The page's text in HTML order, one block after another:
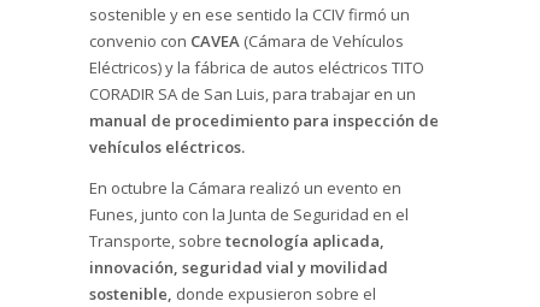
sostenible y en ese sentido la CCIV firmó un
convenio con CAVEA (Cámara de Vehículos
Eléctricos) y la fábrica de autos eléctricos TITO
CORADIR SA de San Luis, para trabajar en un
manual de procedimiento para inspección de
vehículos eléctricos.
En octubre la Cámara realizó un evento en
Funes, junto con la Junta de Seguridad en el
Transporte, sobre tecnología aplicada,
innovación, seguridad vial y movilidad
sostenible, donde expusieron sobre el